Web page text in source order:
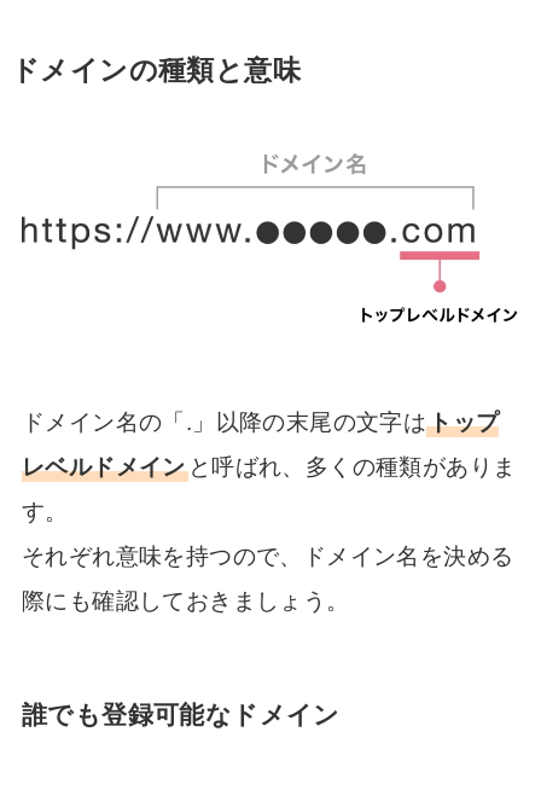
ドメインの種類と意味
ドメイン名の「.」以降の末尾の文字はトップ
レベルドメインと呼ばれ、多くの種類がありま
す。
それぞれ意味を持つので、ドメイン名を決める
際にも確認しておきましょう。
誰でも登録可能なドメイン